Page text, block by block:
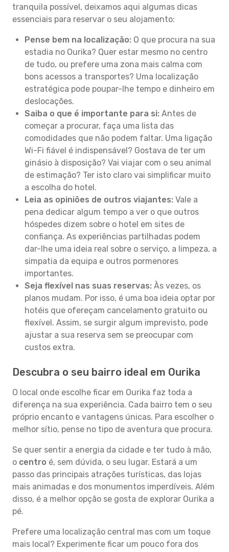
tranquila possível, deixamos aqui algumas dicas
essenciais para reservar o seu alojamento:
Pense bem na localização: O que procura na sua
estadia no Ourika? Quer estar mesmo no centro
de tudo, ou prefere uma zona mais calma com
bons acessos a transportes? Uma localização
estratégica pode poupar-lhe tempo e dinheiro em
deslocações.
Saiba o que é importante para si: Antes de
começar a procurar, faça uma lista das
comodidades que não podem faltar. Uma ligação
Wi-Fi fiável é indispensável? Gostava de ter um
ginásio à disposição? Vai viajar com o seu animal
de estimação? Ter isto claro vai simplificar muito
a escolha do hotel.
Leia as opiniões de outros viajantes: Vale a
pena dedicar algum tempo a ver o que outros
hóspedes dizem sobre o hotel em sites de
confiança. As experiências partilhadas podem
dar-lhe uma ideia real sobre o serviço, a limpeza, a
simpatia da equipa e outros pormenores
importantes.
Seja flexível nas suas reservas: Às vezes, os
planos mudam. Por isso, é uma boa ideia optar por
hotéis que ofereçam cancelamento gratuito ou
flexível. Assim, se surgir algum imprevisto, pode
ajustar a sua reserva sem se preocupar com
custos extra.
Descubra o seu bairro ideal em Ourika
O local onde escolhe ficar em Ourika faz toda a
diferença na sua experiência. Cada bairro tem o seu
próprio encanto e vantagens únicas. Para escolher o
melhor sítio, pense no tipo de aventura que procura.
Se quer sentir a energia da cidade e ter tudo à mão,
o centro é, sem dúvida, o seu lugar. Estará a um
passo das principais atrações turísticas, das lojas
mais animadas e dos monumentos imperdíveis. Além
disso, é a melhor opção se gosta de explorar Ourika a
pé.
Prefere uma localização central mas com um toque
mais local? Experimente ficar um pouco fora dos